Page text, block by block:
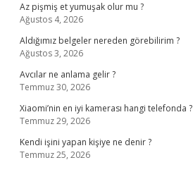
Az pişmiş et yumuşak olur mu ?
Ağustos 4, 2026
Aldığımız belgeler nereden görebilirim ?
Ağustos 3, 2026
Avcılar ne anlama gelir ?
Temmuz 30, 2026
Xiaomi’nin en iyi kamerası hangi telefonda ?
Temmuz 29, 2026
Kendi işini yapan kişiye ne denir ?
Temmuz 25, 2026